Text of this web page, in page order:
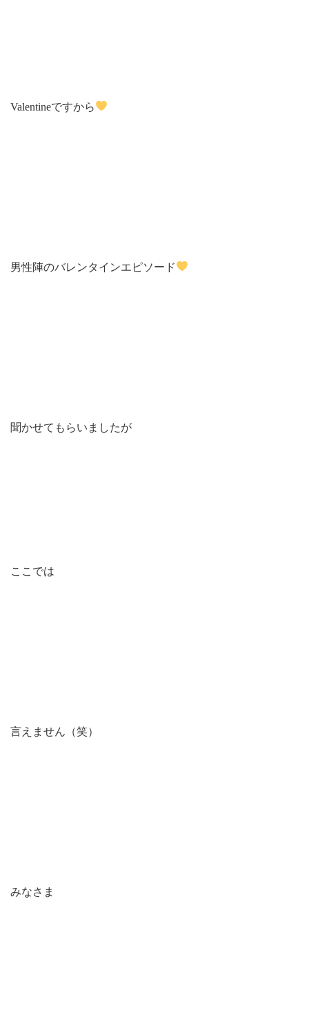
Valentineですから
男性陣のバレンタインエピソード
聞かせてもらいましたが
ここでは
言えません（笑）
みなさま